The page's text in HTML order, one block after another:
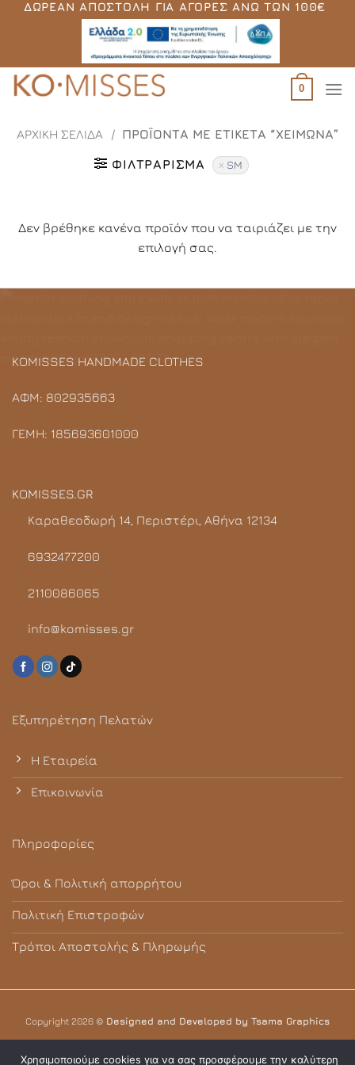
Μετάβαση
ΔΩΡΕΆΝ ΑΠΟΣΤΟΛΉ ΓΙΑ ΑΓΟΡΈΣ ΆΝΩ ΤΩΝ 100€
0
ΑΡΧΙΚΉ ΣΕΛΊΔΑ / ΠΡΟΪΌΝΤΑ ΜΕ ΕΤΙΚΈΤΑ “ΧΕΙΜΏΝΑ”
ΦΙΛΤΡΆΡΙΣΜΑ SM
Δεν βρέθηκε κανένα προϊόν που να ταιριάζει με την
επιλογή σας.
KOMISSES HANDMADE CLOTHES
ΑΦΜ: 802935663
ΓΕΜΗ: 185693601000
Εξυπηρέτηση Πελατών
Η Εταιρεία
Επικοινωνία
Πληροφορίες
Όροι & Πολιτική απορρήτου
Πολιτική Επιστροφών
Τρόποι Αποστολής & Πληρωμής
KOMISSES.GR
Καραθεοδωρή 14, Περιστέρι, Αθήνα 12134
6932477200
2110086065
info@komisses.gr
Copyright 2026 © Designed and Developed by Tsama Graphics
Χρησιμοποιούμε cookies για να σας προσφέρουμε την καλύτερη